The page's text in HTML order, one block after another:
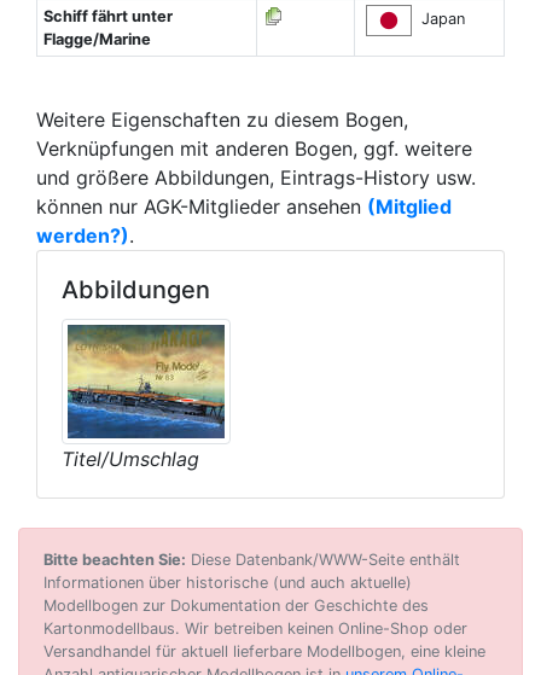
Schiff fährt unter
Flagge/Marine
Japan
Weitere Eigenschaften zu diesem Bogen,
Verknüpfungen mit anderen Bogen, ggf. weitere
und größere Abbildungen, Eintrags-History usw.
können nur AGK-Mitglieder ansehen (Mitglied
werden?).
Abbildungen
Titel/Umschlag
Bitte beachten Sie: Diese Datenbank/WWW-Seite enthält
Informationen über historische (und auch aktuelle)
Modellbogen zur Dokumentation der Geschichte des
Kartonmodellbaus. Wir betreiben keinen Online-Shop oder
Versandhandel für aktuell lieferbare Modellbogen, eine kleine